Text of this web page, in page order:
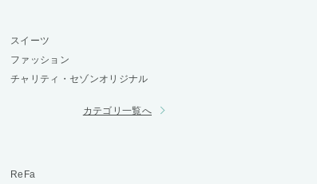
スイーツ
ファッション
チャリティ・セゾンオリジナル
カテゴリ一覧へ
ReFa